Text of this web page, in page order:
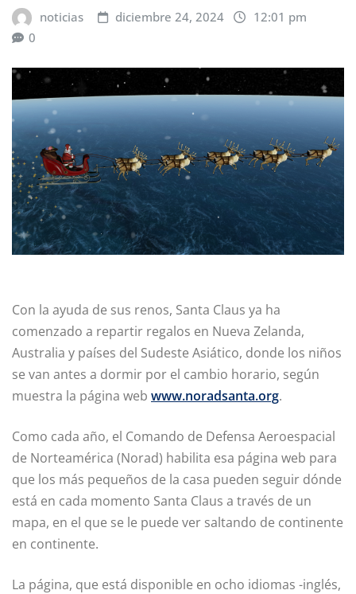
noticias diciembre 24, 2024
12:01 pm
0
Con la ayuda de sus renos, Santa Claus ya ha
comenzado a repartir regalos en Nueva Zelanda,
Australia y países del Sudeste Asiático, donde los niños
se van antes a dormir por el cambio horario, según
muestra la página web www.noradsanta.org.
Como cada año, el Comando de Defensa Aeroespacial
de Norteamérica (Norad) habilita esa página web para
que los más pequeños de la casa pueden seguir dónde
está en cada momento Santa Claus a través de un
mapa, en el que se le puede ver saltando de continente
en continente.
La página, que está disponible en ocho idiomas -inglés,